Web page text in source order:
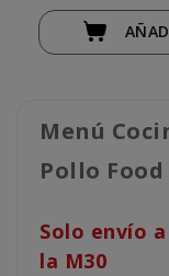
Menú
Pollo
Solo envío
la M30